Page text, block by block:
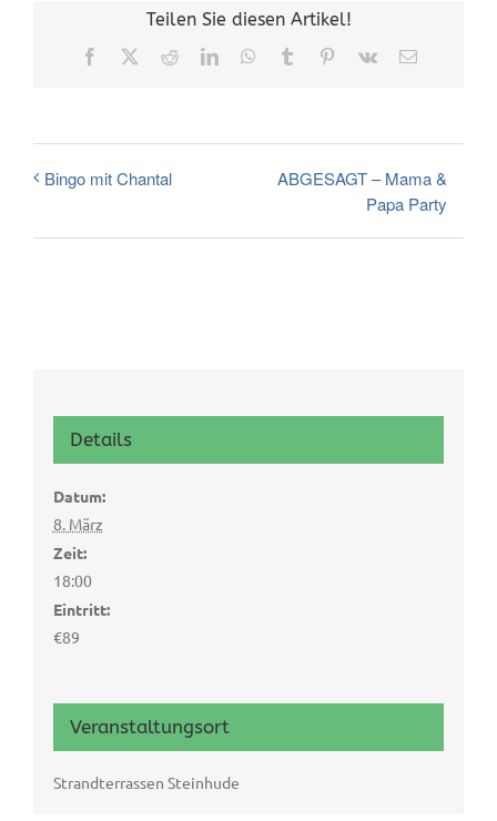
Teilen Sie diesen Artikel!
Facebook RedditLinkedInWhatsApp
Tumblr Pinterest
Vk
E-
Bingo mit Chantal
ABGESAGT – Mama &
Papa Party
Details
Datum:
8. März
Zeit:
18:00
Eintritt:
€89
Veranstaltungsort
Strandterrassen Steinhude